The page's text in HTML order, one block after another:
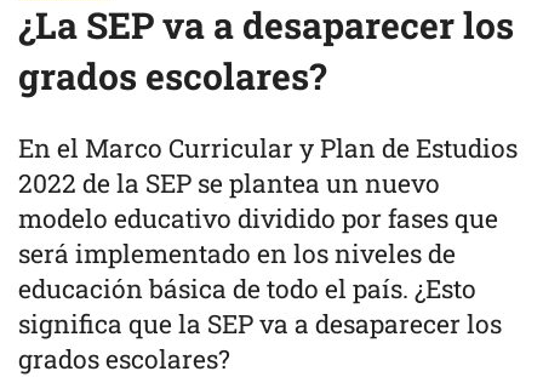
¿La SEP va a desaparecer los
grados escolares?
En el Marco Curricular y Plan de Estudios
2022 de la SEP se plantea un nuevo
modelo educativo dividido por fases que
será implementado en los niveles de
educación básica de todo el país. ¿Esto
significa que la SEP va a desaparecer los
grados escolares?